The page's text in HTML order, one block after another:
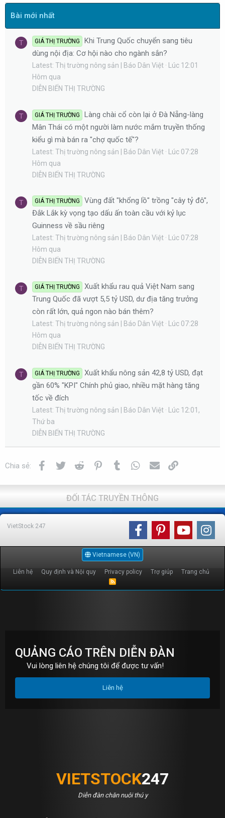
Bài mới nhất
T GIÁ THỊ TRƯỜNG
Khi Trung Quốc chuyển sang tiêu
dùng nội địa: Cơ hội nào cho ngành sắn?
Latest: Thị trường nông sản | Báo Dân Việt
Lúc 12:01
Hôm qua
DIỄN BIẾN THỊ TRƯỜNG
T GIÁ THỊ TRƯỜNG
Làng chài cổ còn lại ở Đà Nẵng-làng
Mân Thái có một người làm nước mắm truyền thống
kiểu gì mà bán ra "chợ quốc tế"?
Latest: Thị trường nông sản | Báo Dân Việt
Lúc 07:28
Hôm qua
DIỄN BIẾN THỊ TRƯỜNG
T GIÁ THỊ TRƯỜNG
Vùng đất "khổng lồ" trồng "cây tỷ đô",
Đắk Lắk kỳ vọng tạo dấu ấn toàn cầu với kỷ lục
Guinness về sầu riêng
Latest: Thị trường nông sản | Báo Dân Việt
Lúc 07:28
Hôm qua
DIỄN BIẾN THỊ TRƯỜNG
T GIÁ THỊ TRƯỜNG
Xuất khẩu rau quả Việt Nam sang
Trung Quốc đã vượt 5,5 tỷ USD, dư địa tăng trưởng
còn rất lớn, quả ngon nào bán thêm?
Latest: Thị trường nông sản | Báo Dân Việt
Lúc 07:28
Hôm qua
DIỄN BIẾN THỊ TRƯỜNG
T GIÁ THỊ TRƯỜNG
Xuất khẩu nông sản 42,8 tỷ USD, đạt
gần 60% "KPI" Chính phủ giao, nhiều mặt hàng tăng
tốc về đích
Latest: Thị trường nông sản | Báo Dân Việt
Lúc 12:01,
Thứ ba
DIỄN BIẾN THỊ TRƯỜNG
Chia sẻ: Facebook
Twitter Reddit PinterestTumblr WhatsApp
Email
ĐỐI TÁC TRUYỀN THÔNG
VietStock 247
Vietnamese (VN)
Liên hệ Quy định và Nội quy Privacy policy Trợ giúp Trang chủ
R
QUẢNG CÁO TRÊN DIỄN ĐÀN
Vui lòng liên hệ chúng tôi để được tư vấn!
Liên hệ
VIETSTOCK247
Diễn đàn chăn nuôi thú y